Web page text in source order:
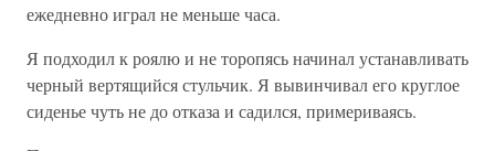
ежедневно играл не меньше часа.
Я подходил к роялю и не торопясь начинал устанавливать
черный вертящийся стульчик. Я вывинчивал его круглое
сиденье чуть не до отказа и садился, примериваясь.